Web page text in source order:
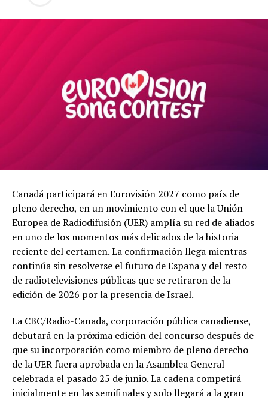
Canadá participará en Eurovisión 2027 como país de
pleno derecho, en un movimiento con el que la Unión
Europea de Radiodifusión (UER) amplía su red de aliados
en uno de los momentos más delicados de la historia
reciente del certamen. La confirmación llega mientras
continúa sin resolverse el futuro de España y del resto
de radiotelevisiones públicas que se retiraron de la
edición de 2026 por la presencia de Israel.
La CBC/Radio-Canada, corporación pública canadiense,
debutará en la próxima edición del concurso después de
que su incorporación como miembro de pleno derecho
de la UER fuera aprobada en la Asamblea General
celebrada el pasado 25 de junio. La cadena competirá
inicialmente en las semifinales y solo llegará a la gran